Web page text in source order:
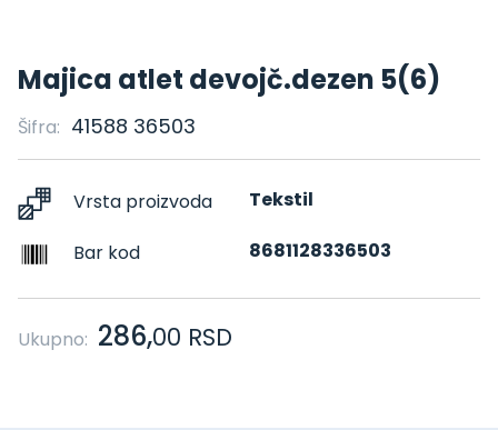
Majica atlet devojč.dezen 5(6)
Šifra: 41588 36503
Vrsta proizvoda Tekstil
Bar kod 8681128336503
Ukupno: 286,00 RSD